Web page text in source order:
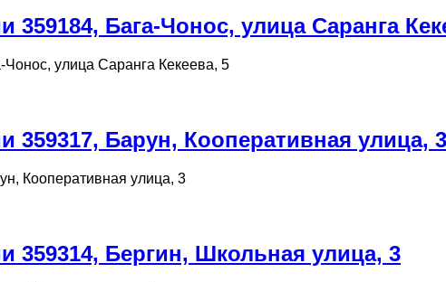
359184, Бага-Чонос, улица Саранга
улица Саранга Кекеева, 5
359317, Барун, Кооперативная улица, 3
Кооперативная улица, 3
359314, Бергин, Школьная улица, 3